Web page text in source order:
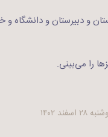
و دبیرستان و دانشگاه
را می‌بینی.
۲۸ اسفند ۱۴۰۲